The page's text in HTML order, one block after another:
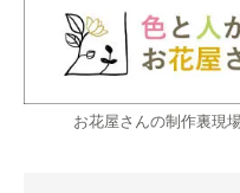
お花屋さんの制作裏現